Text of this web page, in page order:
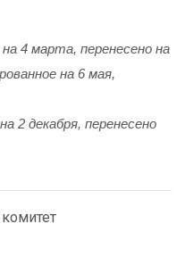
4 марта, перенесено на
на 6 мая,
2 декабря, перенесено